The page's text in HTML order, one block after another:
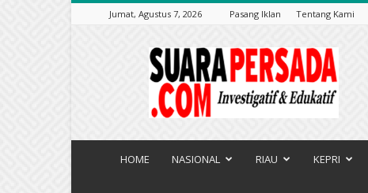
Jumat, Agustus 7, 2026 Pasang Iklan Tentang Kami
Suarapersada.com
HOME NASIONAL RIAU KEPRI